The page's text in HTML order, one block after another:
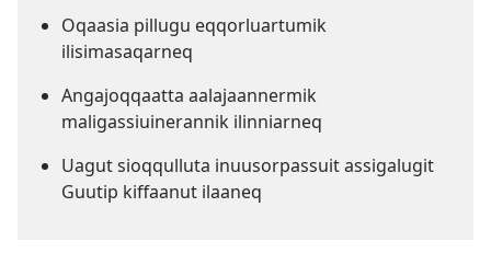
Oqaasia pillugu eqqorluartumik
ilisimasaqarneq
Angajoqqaatta aalajaannermik
maligassiuinerannik ilinniarneq
Uagut sioqqulluta inuusorpassuit assigalugit
Guutip kiffaanut ilaaneq